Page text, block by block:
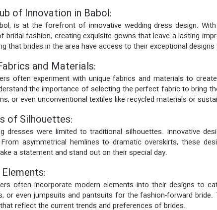
of Innovation in Babol:
is at the forefront of innovative wedding dress design.
fashion, creating exquisite gowns that leave a lasting
that brides in the area have access to their exceptional designs
and Materials:
often experiment with unique fabrics and materials to
the importance of selecting the perfect fabric to bring
or even unconventional textiles like recycled materials or
of Silhouettes:
dresses were limited to traditional silhouettes. Innovative
asymmetrical hemlines to dramatic overskirts, these
a statement and stand out on their special day.
often incorporate modern elements into their designs to
or even jumpsuits and pantsuits for the fashion-forward
reflect the current trends and preferences of brides.